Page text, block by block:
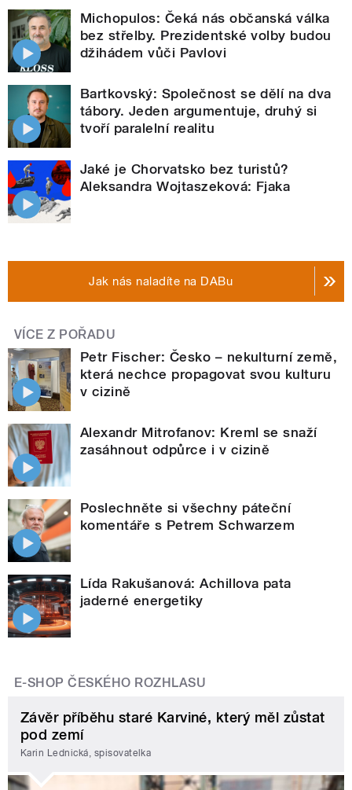
Michopulos: Čeká nás občanská válka
bez střelby. Prezidentské volby budou
džihádem vůči Pavlovi
Bartkovský: Společnost se dělí na dva
tábory. Jeden argumentuje, druhý si
tvoří paralelní realitu
Jaké je Chorvatsko bez turistů?
Aleksandra Wojtaszeková: Fjaka
Jak nás naladíte na DABu
VÍCE Z POŘADU
Petr Fischer: Česko – nekulturní země,
která nechce propagovat svou kulturu
v cizině
Alexandr Mitrofanov: Kreml se snaží
zasáhnout odpůrce i v cizině
Poslechněte si všechny páteční
komentáře s Petrem Schwarzem
Lída Rakušanová: Achillova pata
jaderné energetiky
E-SHOP ČESKÉHO ROZHLASU
Závěr příběhu staré Karviné, který měl zůstat
pod zemí
Karin Lednická, spisovatelka